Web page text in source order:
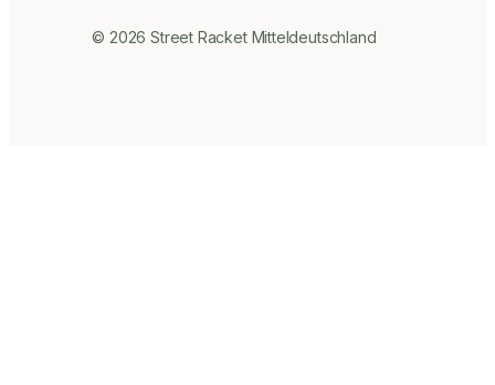
© 2026 Street Racket Mitteldeutschland